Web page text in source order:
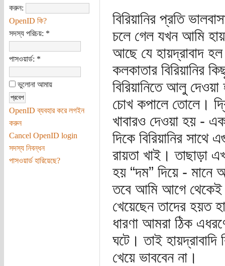
করুন:
OpenID কি?
সদস্য পরিচয়: *
পাসওয়ার্ড: *
ভুলোনা আমায়
OpenID ব্যবহার করে লগইন
করুন
Cancel OpenID login
সদস্য নিবন্ধন
পাসওয়ার্ড হারিয়েছে?
বিরিয়ানির প্রতি
চলে গেল যখন আমি
আছে যে হায়দ্রাবাদ হল
কলকাতার বিরিয়ানির
বিরিয়ানিতে আলু
চোখ কপালে তোলে।
খাবারও দেওয়া হয় -
দিকে বিরিয়ানির
রায়তা খাই। তাছাড়া
হয় “দম” দিয়ে - মানে
তবে আমি আগে থেকেই
খেয়েছেন তাদের হয়ত
ধারণা আমরা ঠিক
ঘটে। তাই হায়দ্রাবাদি
খেয়ে ভাববেন না।